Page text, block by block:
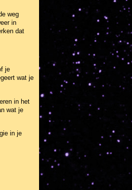
weg
in
dat
je
wat je
in het
wat je
in je